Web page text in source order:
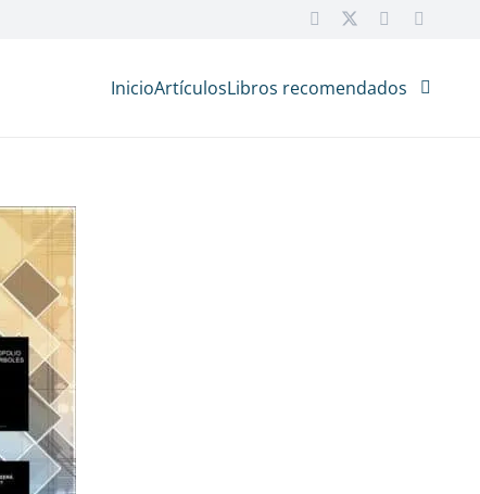
InicioArtículosLibros recomendados